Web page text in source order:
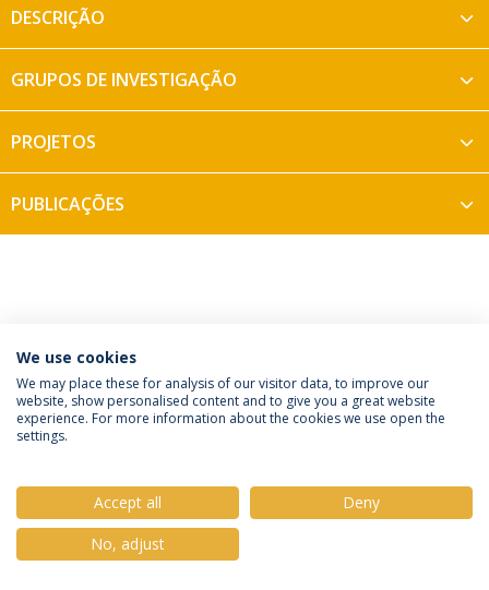
DESCRIÇÃO
GRUPOS DE INVESTIGAÇÃO
PROJETOS
PUBLICAÇÕES
Política de Privacidade
Termos e Condições
Direitos do Titular dos Dados
© 2026 Universidade Católica Portuguesa
We use cookies
We may place these for analysis of our visitor data, to improve our
website, show personalised content and to give you a great website
experience. For more information about the cookies we use open the
settings.
Accept all
Deny
No, adjust